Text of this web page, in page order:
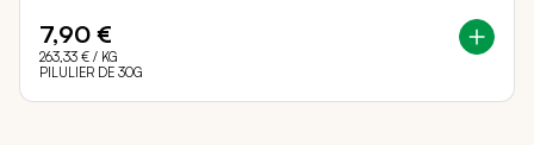
7,90 €
263,33 € / KG
PILULIER DE 30G